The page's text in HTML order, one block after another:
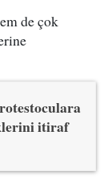
de çok
itiraf